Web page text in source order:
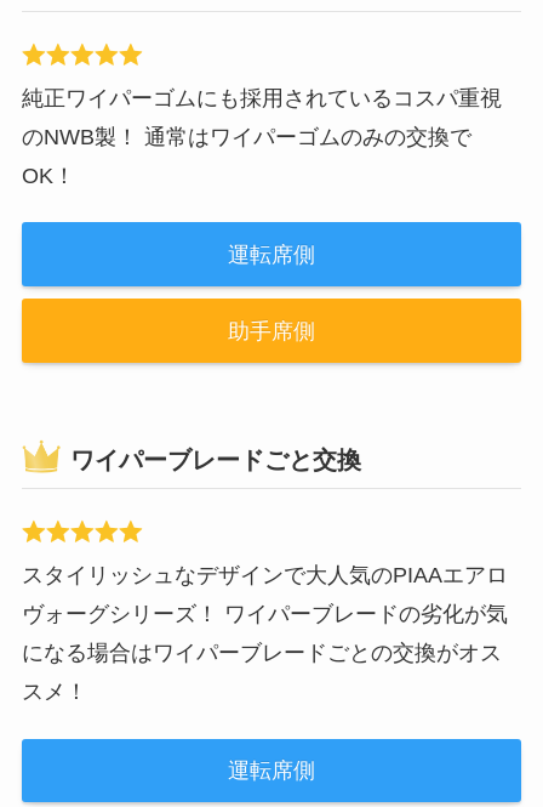
純正ワイパーゴムにも採用されているコスパ重視
のNWB製！ 通常はワイパーゴムのみの交換で
OK！
運転席側
助手席側
ワイパーブレードごと交換
スタイリッシュなデザインで大人気のPIAAエアロ
ヴォーグシリーズ！ ワイパーブレードの劣化が気
になる場合はワイパーブレードごとの交換がオス
スメ！
運転席側